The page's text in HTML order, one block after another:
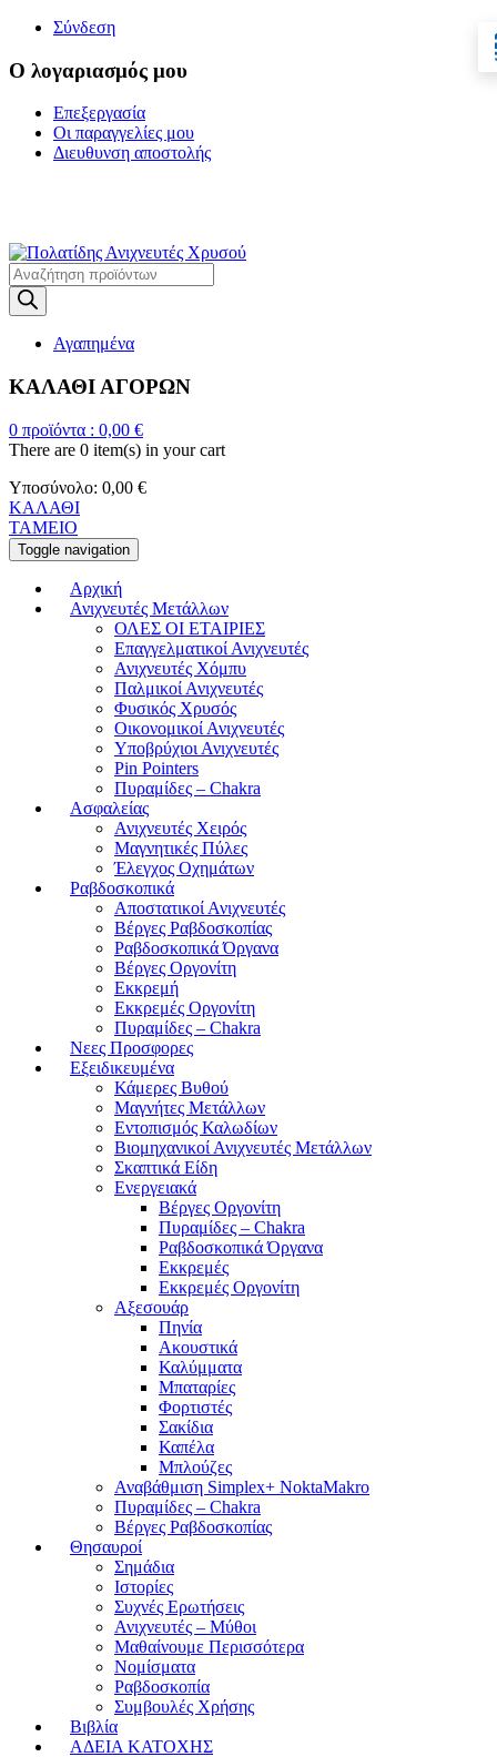
Σύνδεση
Ο λογαριασμός μου
Επεξεργασία
Οι παραγγελίες μου
Διευθυνση αποστολής
Products
search
Αγαπημένα
ΚΑΛΑΘΙ ΑΓΟΡΩΝ
0 προϊόντα : 0,00 €
There are 0 item(s) in your cart
Υποσύνολο: 0,00 €
ΚΑΛΑΘΙ
ΤΑΜΕΙΟ
Toggle navigation
Αρχική
Ανιχνευτές Μετάλλων
ΟΛΕΣ ΟΙ ΕΤΑΙΡΙΕΣ
Επαγγελματικοί Ανιχνευτές
Ανιχνευτές Χόμπυ
Παλμικοί Ανιχνευτές
Φυσικός Χρυσός
Οικονομικοί Ανιχνευτές
Υποβρύχιοι Ανιχνευτές
Pin Pointers
Πυραμίδες – Chakra
Ασφαλείας
Ανιχνευτές Χειρός
Μαγνητικές Πύλες
Έλεγχος Οχημάτων
Ραβδοσκοπικά
Αποστατικοί Ανιχνευτές
Βέργες Ραβδοσκοπίας
Ραβδοσκοπικά Όργανα
Βέργες Οργονίτη
Εκκρεμή
Εκκρεμές Οργονίτη
Πυραμίδες – Chakra
Νεες Προσφορες
Εξειδικευμένα
Κάμερες Βυθού
Μαγνήτες Μετάλλων
Εντοπισμός Καλωδίων
Βιομηχανικοί Ανιχνευτές Μετάλλων
Σκαπτικά Είδη
Ενεργειακά
Βέργες Οργονίτη
Πυραμίδες – Chakra
Ραβδοσκοπικά Όργανα
Εκκρεμές
Εκκρεμές Οργονίτη
Αξεσουάρ
Πηνία
Ακουστικά
Καλύμματα
Μπαταρίες
Φορτιστές
Σακίδια
Καπέλα
Μπλούζες
Αναβάθμιση Simplex+ NoktaMakro
Πυραμίδες – Chakra
Βέργες Ραβδοσκοπίας
Θησαυροί
Σημάδια
Ιστορίες
Συχνές Ερωτήσεις
Ανιχνευτές – Μύθοι
Μαθαίνουμε Περισσότερα
Νομίσματα
Ραβδοσκοπία
Συμβουλές Χρήσης
Βιβλία
ΑΔΕΙΑ ΚΑΤΟΧΗΣ